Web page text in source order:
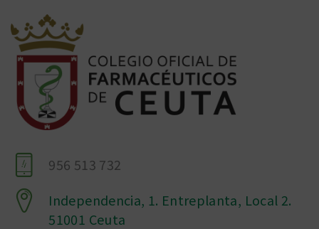
956 513 732
Independencia, 1. Entreplanta, Local 2.
51001 Ceuta